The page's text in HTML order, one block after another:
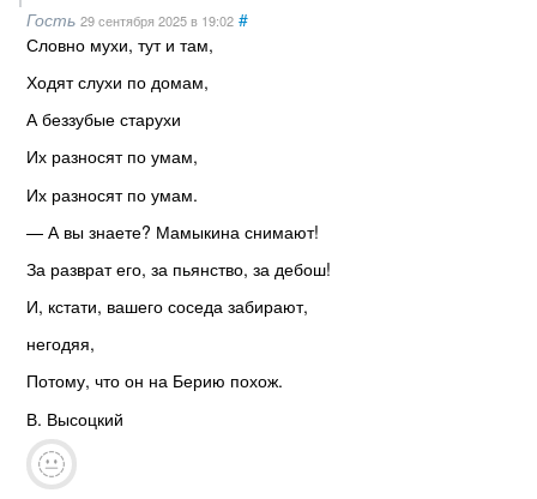
Гость 29 сентября 2025в 19:02 #
Словно мухи, тут и там,
Ходят слухи по домам,
А беззубые старухи
Их разносят по умам,
Их разносят по умам.
— А вы знаете? Мамыкина снимают!
За разврат его, за пьянство, за дебош!
И, кстати, вашего соседа забирают,
негодяя,
Потому, что он на Берию похож.
В. Высоцкий